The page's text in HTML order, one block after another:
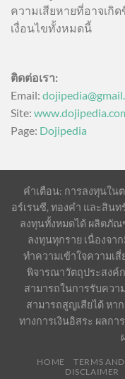
ความเสียหายที่อาจเกิ
เงื่อนไขทั้งหมดนี้
ติดต่อเรา:
Email:
Site:
Page: Dojipedia
คำเตือน: การลงทุนในต
อร์เรนซี, ทองคำ และสิน
ลงทุนทั้งหมดได้ ผลิตภัณ
ลงทุนทุกราย เนื่องจา
ทำความเข้าใจความเ
พิจารณาวัตถุประสงค์
สามารถในการรับคว
สามารถสูญเสียได้ หา
ทางการเงินอิสระ ผลก
HOME TERMS
DISCLAIMER